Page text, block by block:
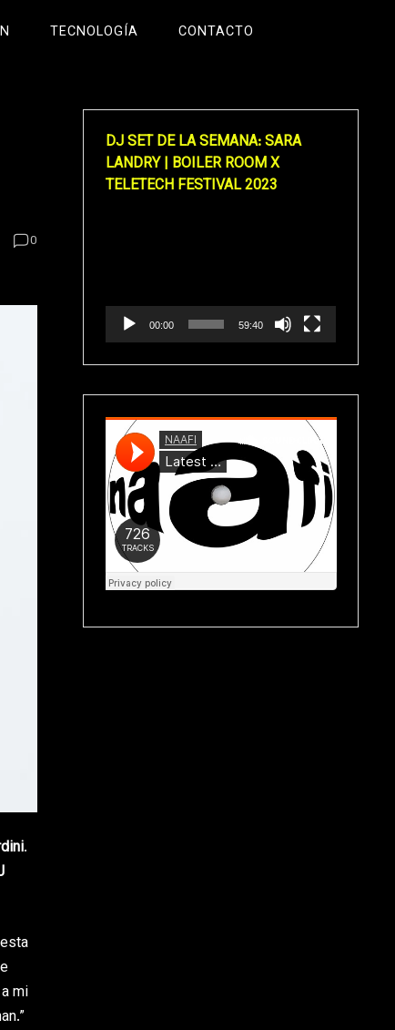
TECNOLOGÍA CONTACTO
0
.
mi
DJ SET DE LA SEMANA: SARA
LANDRY | BOILER ROOM X
TELETECH FESTIVAL 2023
00:00 59:40